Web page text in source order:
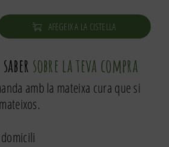
AFEGEIX A LA CISTELLA
sobre la teva compra
amb la mateixa cura que si